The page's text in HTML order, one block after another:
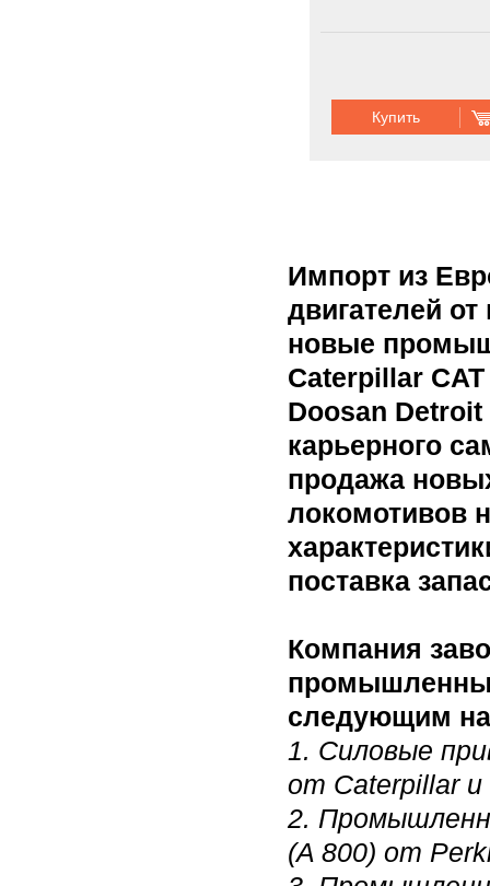
Купить
Импорт из
двигателей
новые
Caterpillar
Doosan
карьерного
продажа
локомотивов
поставка
Компания
следующим
1. Силовые
от Caterpillar и
2.
(A 800) от